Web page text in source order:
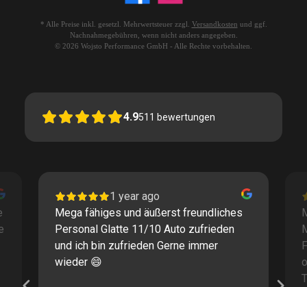
* Alle Preise inkl. gesetzl. Mehrwertsteuer zzgl. Versandkosten und ggf.
Nachnahmegebühren, wenn nicht anders angegeben.
© 2026 Wojsto Performance GmbH - Alle Rechte vorbehalten.
4.9511 bewertungen
1 year ago
Mega fähiges und äußerst freundliches
Personal Glatte 11/10 Auto zufrieden
und ich bin zufrieden Gerne immer
wieder 😄